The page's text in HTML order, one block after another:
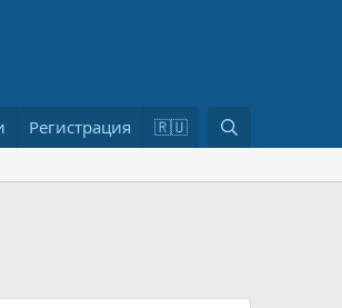
Регистрация 🇷🇺
о